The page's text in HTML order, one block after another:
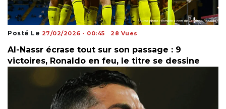
Posté Le 27/02/2026 - 00:45 28 Vues
Al-Nassr écrase tout sur son passage : 9
victoires, Ronaldo en feu, le titre se dessine